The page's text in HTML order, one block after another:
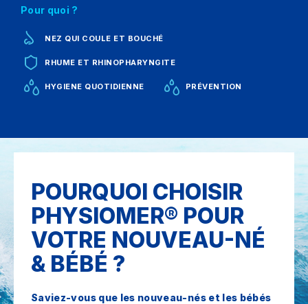
Pour quoi ?
NEZ QUI COULE ET BOUCHÉ
RHUME ET RHINOPHARYNGITE
HYGIENE QUOTIDIENNE PRÉVENTION
POURQUOI CHOISIR
PHYSIOMER® POUR
VOTRE NOUVEAU-NÉ
& BÉBÉ ?
Saviez-vous que les nouveau-nés et les bébés